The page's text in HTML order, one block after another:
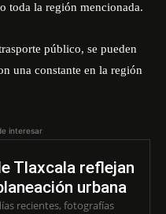
toda la región mencionada.
público, se pueden
una constante en la región
interesar
Tlaxcala reflejan
urbana
recientes, fotografías